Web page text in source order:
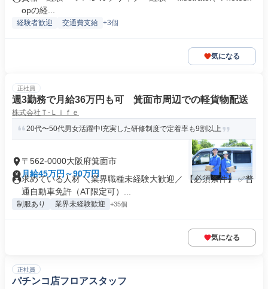
opの経...
経験者歓迎 交通費支給 +3個
気になる
正社員
週3勤務で月給36万円も可 箕面市周辺での軽貨物配送
株式会社Ｔ‐Ｌｉｆｅ
20代〜50代男女活躍中!充実した研修制度で定着率も9割以上
〒562-0000大阪府箕面市
月給45万円～90万円
求めている人材 ＼業界職種未経験大歓迎／ 【必須条件】 ✅普
通自動車免許（AT限定可）...
制服あり 業界未経験歓迎 +35個
気になる
正社員
パチンコ店フロアスタッフ